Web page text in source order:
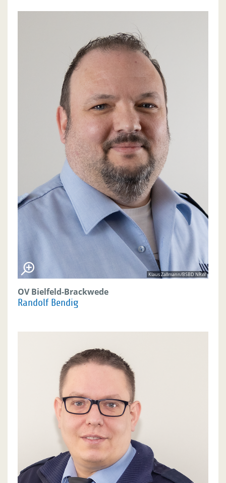
Klaus Zallmann/BSBD NRW
OV Bielfeld-Brackwede
Randolf Bendig